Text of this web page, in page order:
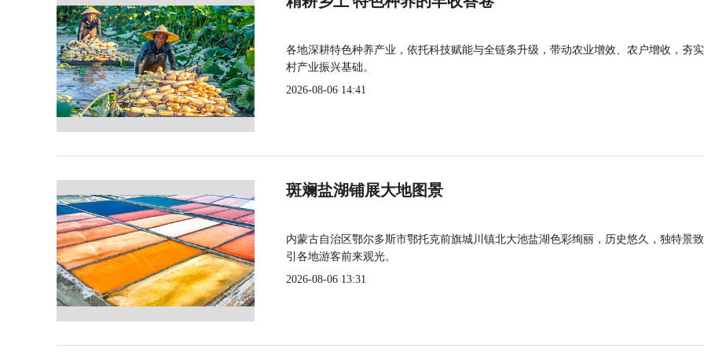
各地深耕特色种养产业，依托科技赋能与全链条升级，带动农业增效、农户增收，夯
村产业振兴基础。
2026-08-06 14:41
斑斓盐湖铺展大地图景
内蒙古自治区鄂尔多斯市鄂托克前旗城川镇北大池盐湖色彩绚丽，历史悠久，独特景
引各地游客前来观光。
2026-08-06 13:31